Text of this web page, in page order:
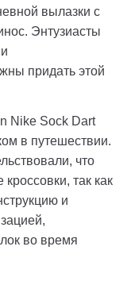
вылазки с
Энтузиасты
придать этой
Nike Sock Dart
в путешествии.
что
так как
и
во время